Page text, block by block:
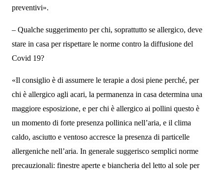
preventivi».
– Qualche suggerimento per chi, soprattutto se allergico, deve
stare in casa per rispettare le norme contro la diffusione del
Covid 19?
«Il consiglio è di assumere le terapie a dosi piene perché, per
chi è allergico agli acari, la permanenza in casa determina una
maggiore esposizione, e per chi è allergico ai pollini questo è
un momento di forte presenza pollinica nell’aria, e il clima
caldo, asciutto e ventoso accresce la presenza di particelle
allergeniche nell’aria. In generale suggerisco semplici norme
precauzionali: finestre aperte e biancheria del letto al sole per